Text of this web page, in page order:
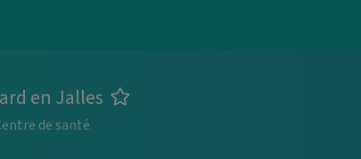
en Jalles
de santé